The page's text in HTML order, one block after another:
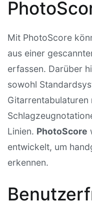
Mit PhotoScore
aus einer
erfassen. Darüber
sowohl
Gitarrentabulaturen
Linien. PhotoScore
entwickelt, um
erkennen.